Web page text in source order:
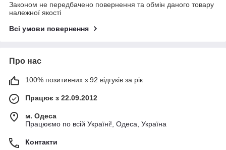
Законом не передбачено повернення та обмін даного товару
належної якості
Всі умови повернення
Про нас
100% позитивних з 92 відгуків за рік
Працює з 22.09.2012
м. Одеса
Працюємо по всій Україні!, Одеса, Україна
Контакти